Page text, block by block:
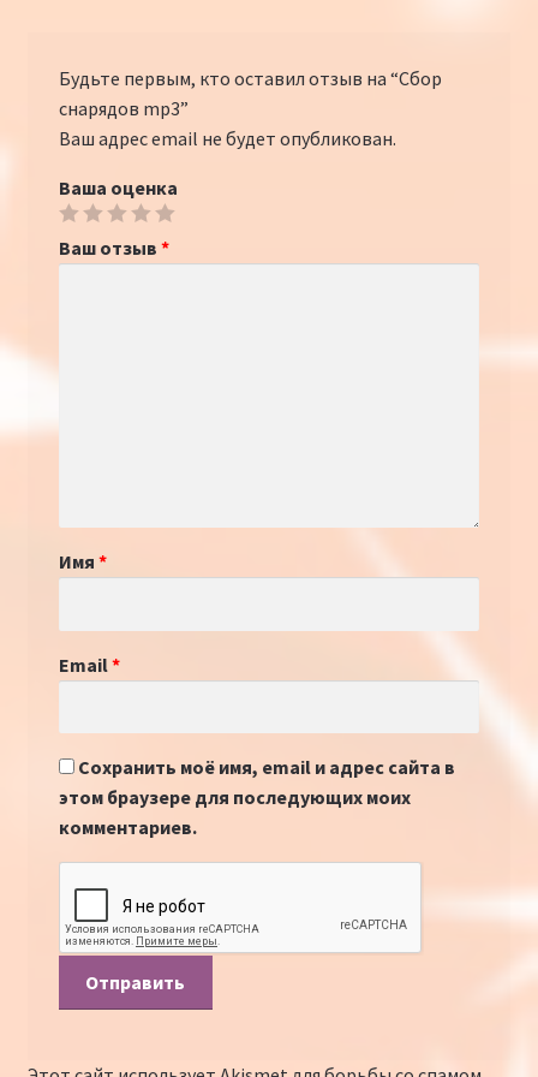
Будьте первым, кто оставил отзыв на “Сбор
снарядов mp3”
Ваш адрес email не будет опубликован.
Ваша оценка
Ваш отзыв *
Имя *
Email*
Сохранить моё имя, email и адрес сайта в
этом браузере для последующих моих
комментариев.